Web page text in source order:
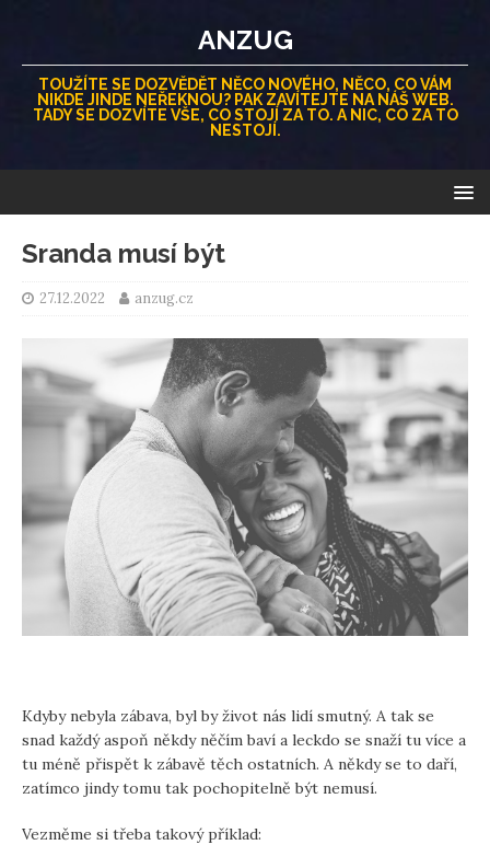
ANZUG
TOUŽÍTE SE DOZVĚDĚT NĚCO NOVÉHO, NĚCO, CO VÁM
NIKDE JINDE NEŘEKNOU? PAK ZAVÍTEJTE NA NÁŠ WEB.
TADY SE DOZVÍTE VŠE, CO STOJÍ ZA TO. A NIC, CO ZA TO
NESTOJÍ.
Sranda musí být
27.12.2022 anzug.cz
Kdyby nebyla zábava, byl by život nás lidí smutný. A tak se
snad každý aspoň někdy něčím baví a leckdo se snaží tu více a
tu méně přispět k zábavě těch ostatních. A někdy se to daří,
zatímco jindy tomu tak pochopitelně být nemusí.
Vezměme si třeba takový příklad: